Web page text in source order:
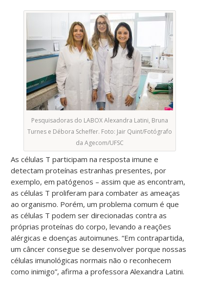
Pesquisadoras do LABOX Alexandra Latini, Bruna
Turnes e Débora Scheffer. Foto: Jair Quint/Fotógrafo
da Agecom/UFSC
As células T participam na resposta imune e
detectam proteínas estranhas presentes, por
exemplo, em patógenos – assim que as encontram,
as células T proliferam para combater as ameaças
ao organismo. Porém, um problema comum é que
as células T podem ser direcionadas contra as
próprias proteínas do corpo, levando a reações
alérgicas e doenças autoimunes. “Em contrapartida,
um câncer consegue se desenvolver porque nossas
células imunológicas normais não o reconhecem
como inimigo”, afirma a professora Alexandra Latini.